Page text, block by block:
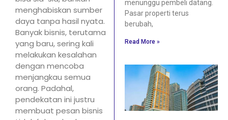
menghabiskan sumber
daya tanpa hasil nyata.
Banyak bisnis, terutama
yang baru, sering kali
melakukan kesalahan
dengan mencoba
menjangkau semua
orang. Padahal,
pendekatan ini justru
membuat pesan bisnis
menunggu pembeli datang.
Pasar properti terus
berubah,
Read More »